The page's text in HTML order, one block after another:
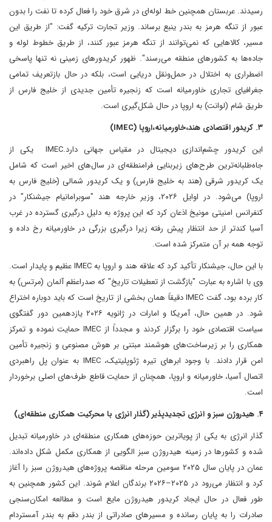
رسیدند. عربستان همچنین خط لوله‌ای در شرق خود را فعال کرده تا نفت را بدون
عبور از تنگه هرمز به بندر ینبع برساند. وزیر تجارت ترکیه گفت: "از طریق این
مسیر، کالاهایی که نمی‌توانند از تنگه هرمز عبور کنند، از طریق خطوط لوله و
جاده‌ها به کشورهای منطقه می‌رسند". ظهور کریدورهای زمینی نه تنها پاسخی
اضطراری به اختلال در حمل‌ونقل دریایی است، بلکه در حال بازتعریف تمامی
جغرافیای تجاری خاورمیانه است که زنجیره تأمین جدیدی از خلیج فارس از
طریق شام (لوانت) به اروپا در حال شکل‌گیری است.
۳. کریدور اقتصادی هند،خاورمیانه،اروپا (IMEC)
این کریدور چشم‌اندازی دیجیتال در مقیاس جهانی دارد.IMEC یکی از
جاه‌طلبانه‌ترین طرح‌های زیربنایی فرامنطقه‌ای در سال‌های اخیر است که شامل
یک کریدور شرقی (هند به خلیج فارس) و یک کریدور شمالی (خلیج فارس به
اروپا) می‌شود. در اوایل ۲۰۲۶، وزیر خارجه هند "سوبرامانیام جیشنکار" در
کنفرانس امنیتی مونیخ اذعان کرد که این پروژه به دلیل درگیری گسترده در غرب
آسیا کندتر از حد انتظار پیش رفته زیرا درگیری بزرگی در خاورمیانه رخ داده و
توجه همه بر آن متمرکز شده است.
با این حال، جیشنکار تأکید کرد که علاقه هند و اروپا به IMEC عظیم و پایدار است.
وی با اشاره به عبارت "بازگشت از تعطیلات تاریخ" که صدراعظم آلمان (مرتس) به
کار برده بود، گفت IMEC دقیقاً همان بخشی از تاریخ است که باید دوباره اختراع
شود. در همین حال، آمریکا و امارات در ژانویه ۲۰۲۶ یازدهمین دور گفتگوی
سیاست اقتصادی خود را برگزار کردند و مجدداً از IMEC حمایت نموده و تمرکز
همکاری را بر زیرساخت‌های هوشمند مبتنی بر هوش مصنوعی و زنجیره تأمین
امن قرار دادند. با وجود ابرهای تیره ژئوپلیتیک، IMEC به عنوان پل راهبردی
اتصال آسیا، خاورمیانه و اروپا، همچنان از حمایت قاطع طرف‌های اصلی برخوردار
است.
۴. هیدروژن سبز و انرژی تجدیدپذیر (گذار انرژی با محرکیت همکاری منطقه‌ای)
گذار انرژی به یکی از پویاترین حوزه‌های همکاری منطقه‌ای در خاورمیانه تبدیل
شده و کشورها در زمینه هیدروژن سبز الگویی از همکاری مکمل شکل داده‌اند.
عمان در پایان سال ۲۰۲۵ سومین مرحله مناقصه پروژه‌های هیدروژن سبز را آغاز
کرد و انتظار می‌رود در ۲۰۲۵–۲۰۲۶ برندگان اعلام شوند. این کشور همچنین به
طور فعال در حال ایجاد کریدور هیدروژن مایع است و مطالعه امکان‌سنجی
صادرات را به پایان رسانده و مسیرهای صادراتی از بندر دقم به بندر آمستردام